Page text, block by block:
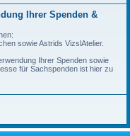
Ihrer Spenden &
sowie Astrids VizslAtelier.
Ihrer Spenden sowie
für Sachspenden ist hier zu